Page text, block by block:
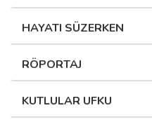
HAYATI SÜZERKEN
RÖPORTAJ
KUTLULAR UFKU